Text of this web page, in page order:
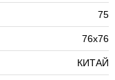
75
76x76
КИТАЙ